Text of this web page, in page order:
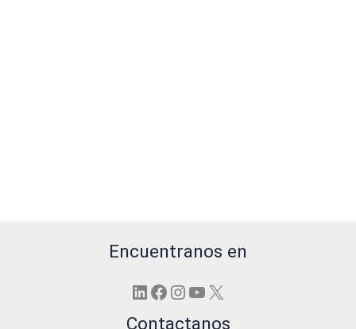
Encuentranos en
LinkedIn
Facebook
Instagram
YouTube
X
Contactanos